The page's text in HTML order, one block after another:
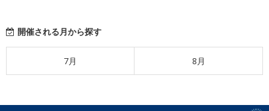
開催される月から探す
7月 8月